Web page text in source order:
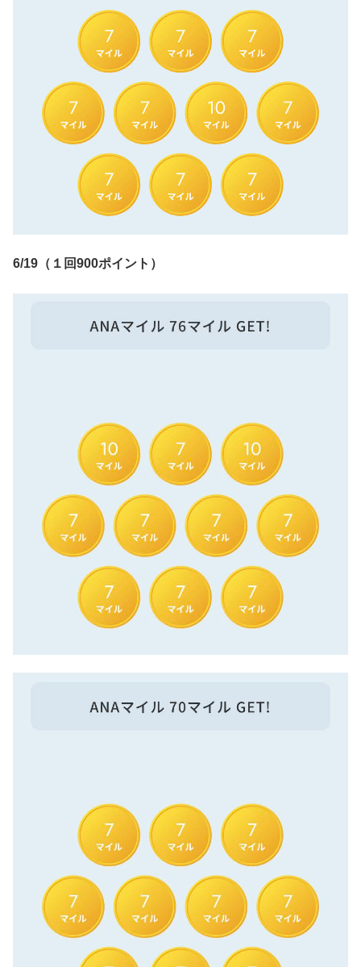
6/19（１回900ポイント）